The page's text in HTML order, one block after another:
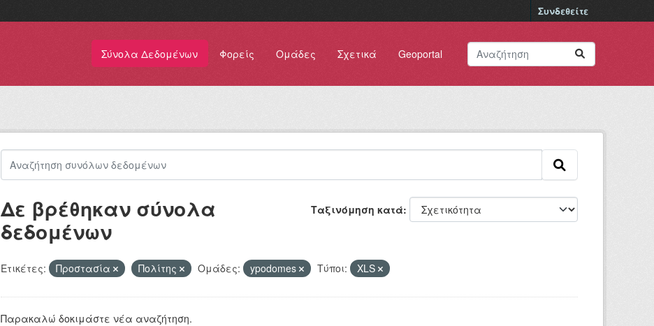
Συνδεθείτε
Σύνολα Δεδομένων Φορείς Ομάδες Σχετικά Geoportal
Ταξινόμηση κατά
Δε βρέθηκαν σύνολα
δεδομένων
Ετικέτες: Προστασία Πολίτης Ομάδες: ypodomes Τύποι: XLS
Παρακαλώ δοκιμάστε νέα αναζήτηση.